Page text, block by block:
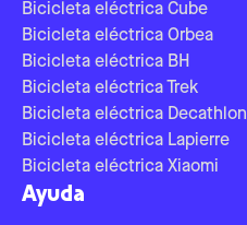
Bicicleta eléctrica Cube
Bicicleta eléctrica Orbea
Bicicleta eléctrica BH
Bicicleta eléctrica Trek
Bicicleta eléctrica Decathlon
Bicicleta eléctrica Lapierre
Bicicleta eléctrica Xiaomi
Ayuda